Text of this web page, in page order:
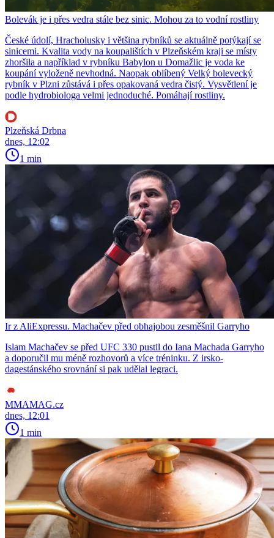
Bolevák je i přes vedra stále bez sinic. Mohou za to vodní rostliny
České údolí, Hracholusky i většina rybníků se aktuálně potýkají se
sinicemi. Kvalita vody na koupalištích v Plzeňském kraji se místy
zhoršila a například v rybníku Babylon u Domažlic je voda ke
koupání vyloženě nevhodná. Naopak oblíbený Velký bolevecký
rybník v Plzni zůstává i přes opakovaná vedra čistý. Vysvětlení je
podle hydrobiologa velmi jednoduché. Pomáhají rostliny.
Plzeňská Drbna
dnes, 12:02
1 min
Ir z AliExpressu. Machačev před obhajobou zesměšnil Garryho
Islam Machačev se před UFC 330 pustil do Iana Machada Garryho
a doporučil mu méně rozhovorů a více tréninku. Z irsko-
dagestánského srovnání si pak udělal legraci.
MMAMAG.cz
dnes, 12:01
1 min